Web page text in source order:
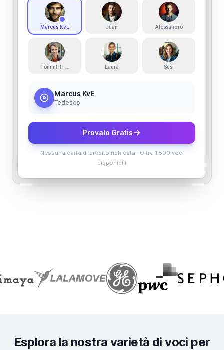
Marcus KvE Juan Alessandro
TommHH Radiostimme Laura Susi
Marcus KvE
Tedesco
Provalo Gratis
Nessuna carta di credito richiesta · Oltre 1.500 voci
disponibili
Esplora la nostra varietà di voci per